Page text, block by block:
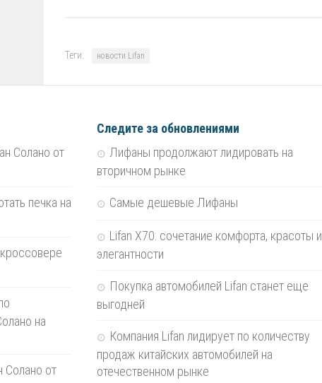
Теги: новости Lifan
Солано от
печка на
на
Солано от
Следите за обновлениями
Лифаны продолжают лидировать на
вторичном рынке
Самые дешевые Лифаны
Lifan X70: сочетание комфорта, красоты и
элегантности
Покупка автомобилей Lifan станет еще
выгодней
Компания Lifan лидирует по количеству
продаж китайских автомобилей на
отечественном рынке